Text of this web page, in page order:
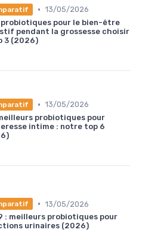
• 13/05/2026
probiotiques pour le bien-être
pendant la grossesse choisir
3 (2026)
• 13/05/2026
probiotiques pour
intime : notre top 6
• 13/05/2026
: meilleurs probiotiques pour
urinaires (2026)